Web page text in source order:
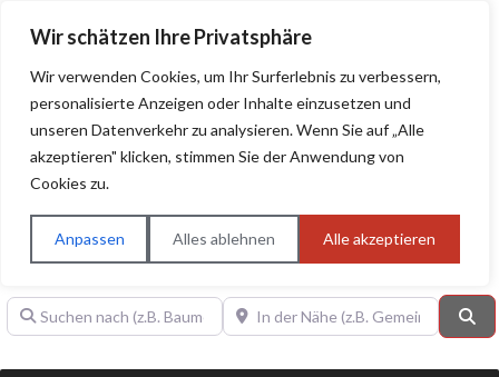
Wir schätzen Ihre Privatsphäre
Wir verwenden Cookies, um Ihr Surferlebnis zu verbessern,
personalisierte Anzeigen oder Inhalte einzusetzen und
unseren Datenverkehr zu analysieren. Wenn Sie auf „Alle
akzeptieren" klicken, stimmen Sie der Anwendung von
Cookies zu.
Anpassen Alles ablehnen Alle akzeptieren
BAUHERRENHILFE.orgQualitätssiegel!
Sie finden hier nur Qualitätsbetriebe, die mit dem DIAMANT,
PLATIN, GOLD, SILBER, ANWÄRTER "Bauherrenhilfe.org-
Qualitätssiegel" ausgezeichnet sind.
Suchen nach (z.B. Baumeister oder Dachdecker)In der Nähe (z.B. Gemeinde Baden)